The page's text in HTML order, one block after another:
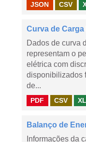
JSON CSV
Curva de Carga
Dados de curva
representam o
elétrica com
disponibilizados
de...
PDF CSV
Balanço de
Informações da